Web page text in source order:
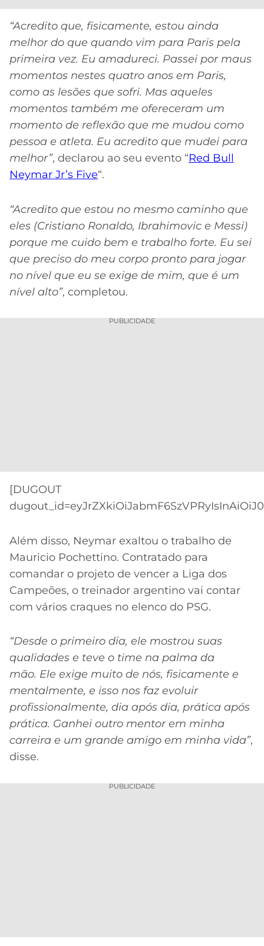
“Acredito que, fisicamente, estou ainda
melhor do que quando vim para Paris pela
primeira vez. Eu amadureci. Passei por maus
momentos nestes quatro anos em Paris,
como as lesões que sofri. Mas aqueles
momentos também me ofereceram um
momento de reflexão que me mudou como
pessoa e atleta. Eu acredito que mudei para
melhor”, declarou ao seu evento “Red Bull
Neymar Jr’s Five“.
“Acredito que estou no mesmo caminho que
eles (Cristiano Ronaldo, Ibrahimovic e Messi)
porque me cuido bem e trabalho forte. Eu sei
que preciso do meu corpo pronto para jogar
no nível que eu se exige de mim, que é um
nível alto”, completou.
PUBLICIDADE
[DUGOUT
Além disso, Neymar exaltou o trabalho de
Mauricio Pochettino. Contratado para
comandar o projeto de vencer a Liga dos
Campeões, o treinador argentino vai contar
com vários craques no elenco do PSG.
“Desde o primeiro dia, ele mostrou suas
qualidades e teve o time na palma da
mão. Ele exige muito de nós, fisicamente e
mentalmente, e isso nos faz evoluir
profissionalmente, dia após dia, prática após
prática. Ganhei outro mentor em minha
carreira e um grande amigo em minha vida”,
disse.
PUBLICIDADE